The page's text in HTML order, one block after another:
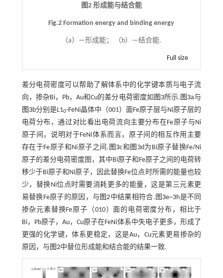
图2 形成能与结合能
Fig.2 Formation energy and binding energy
（a）—形成能； （b）—结合能.
Full size
差分电荷密度可以帮助了解体系中的化学键本质与电子流
向，掺杂Bi，Pb，Au和Cu的差分电荷密度如 图3所示. 图3a与
图3b分别是L10-FeNi晶体中（001）面Fe原子层与Ni原子层的
电荷分布，通过对比看出电荷流向主要分布在Fe原子与Ni
原子间，说明对于FeNi体系而言，原子间的相互作用主要
存在于Fe原子和Ni原子之间. 图3c和 图3d为Bi原子替换Fe/Ni
原子的差分电荷密度图，其中Bi原子和Fe原子之间的电荷转
移少于Bi原子和Ni原子，因此替换Fe位点时所需的能量也较
少，替换Ni位点时需要消耗更多的能量，这是第三元素更
易替换Fe原子的原因，与 图2中结果相符合.图 3e~3h是不同
掺杂元素替换Fe原子（010）面的电荷密度分布，相比于
Bi，Pb原子，Au，Cu原子在FeNi体系中失电子更多，形成了
更强的化学键，体系更稳定，这是Au，Cu元素更易掺杂的
原因，与 图2中替位形成能和结合能的结果一致.